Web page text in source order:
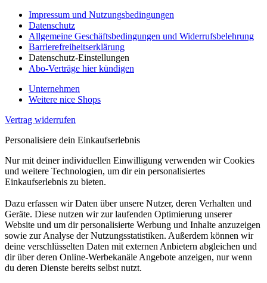
Impressum und Nutzungsbedingungen
Datenschutz
Allgemeine Geschäftsbedingungen und Widerrufsbelehrung
Barrierefreiheitserklärung
Datenschutz-Einstellungen
Abo-Verträge hier kündigen
Unternehmen
Weitere nice Shops
Vertrag widerrufen
Personalisiere dein Einkaufserlebnis
Nur mit deiner individuellen Einwilligung verwenden wir Cookies
und weitere Technologien, um dir ein personalisiertes
Einkaufserlebnis zu bieten.
Dazu erfassen wir Daten über unsere Nutzer, deren Verhalten und
Geräte. Diese nutzen wir zur laufenden Optimierung unserer
Website und um dir personalisierte Werbung und Inhalte anzuzeigen
sowie zur Analyse der Nutzungsstatistiken. Außerdem können wir
deine verschlüsselten Daten mit externen Anbietern abgleichen und
dir über deren Online-Werbekanäle Angebote anzeigen, nur wenn
du deren Dienste bereits selbst nutzt.